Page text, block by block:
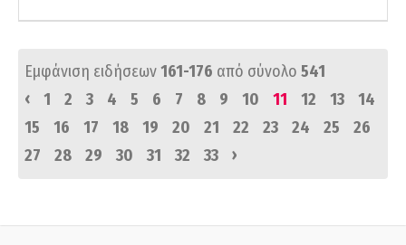
Εμφάνιση ειδήσεων161-176 από σύνολο 541
‹
1 2 3 4 5 6 7 8 9 10 11 12 13
14
15
16 17 18 19 20 21 22 23 24 25
26
27
28 29 30 31 32 33 ›